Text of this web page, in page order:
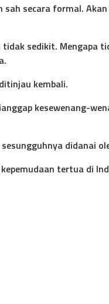
secara formal.
sedikit.
kembali.
kesewenang-
didanai
tertua di